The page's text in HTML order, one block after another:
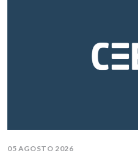
05 AGOSTO 2026